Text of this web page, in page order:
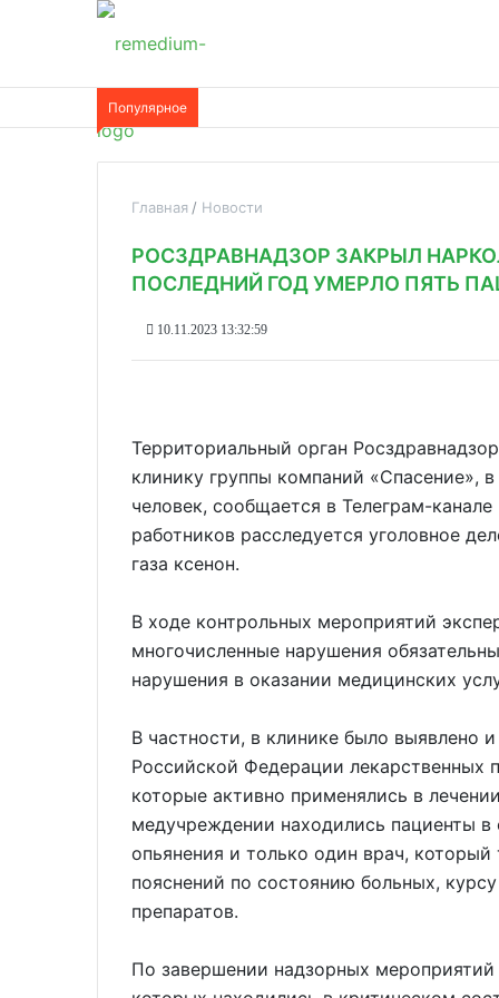
Популярное
Главная Новости
РОСЗДРАВНАДЗОР ЗАКРЫЛ
ПОСЛЕДНИЙ ГОД УМЕРЛО ПЯТЬ
10.11.2023 13:32:59
Территориальный орган
клинику группы компаний «Спасение»,
человек, сообщается в Телеграм-
работников расследуется уголовное
газа ксенон.
В ходе контрольных мероприятий
многочисленные нарушения
нарушения в оказании медицинских
В частности, в клинике было выявлено
Российской Федерации лекарственных
которые активно применялись в
медучреждении находились пациенты в
опьянения и только один врач,
пояснений по состоянию больных,
препаратов.
По завершении надзорных